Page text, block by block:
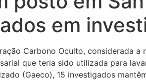
em
Carbono Oculto, considerada
que teria sido utilizada para
(Gaeco), 15 investigados